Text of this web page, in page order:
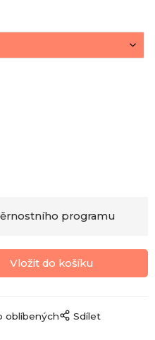
programu
oblíbených Sdílet